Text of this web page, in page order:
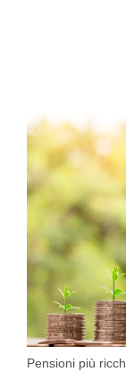
Pensioni più